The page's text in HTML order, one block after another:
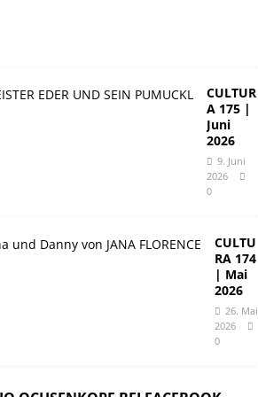
CULTUR
A 175 |
Juni
2026
9. Juni
2026
0
CULTU
RA 174
| Mai
2026
26. Mai
2026
0